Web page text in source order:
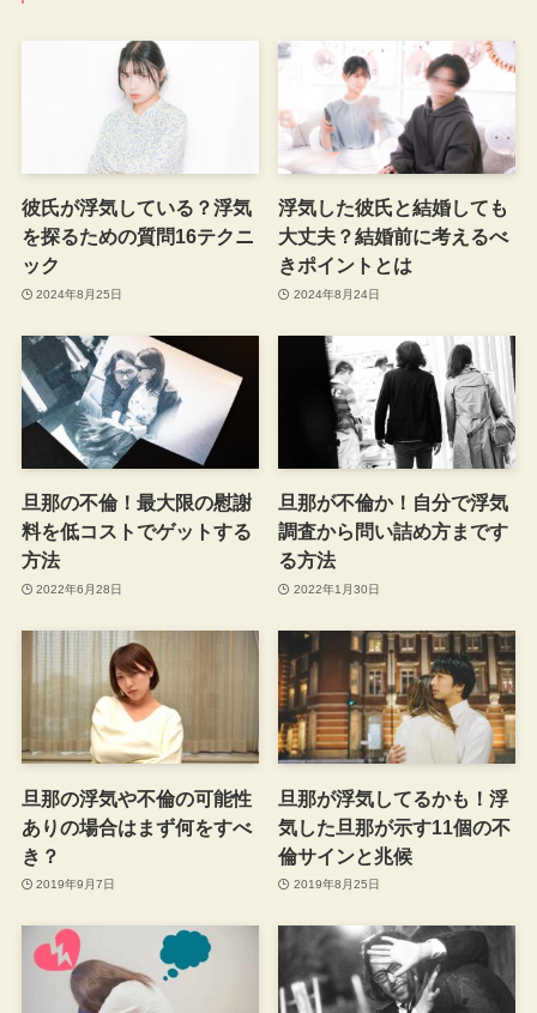
彼氏が浮気している？浮気
を探るための質問16テクニ
ック
2024年8月25日
浮気した彼氏と結婚しても
大丈夫？結婚前に考えるべ
きポイントとは
2024年8月24日
旦那の不倫！最大限の慰謝
料を低コストでゲットする
方法
2022年6月28日
旦那が不倫か！自分で浮気
調査から問い詰め方まです
る方法
2022年1月30日
旦那の浮気や不倫の可能性
ありの場合はまず何をすべ
き？
2019年9月7日
旦那が浮気してるかも！浮
気した旦那が示す11個の不
倫サインと兆候
2019年8月25日